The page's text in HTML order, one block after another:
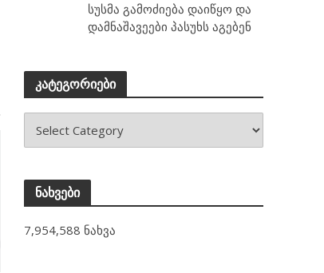
სუსმა გამოძიება დაიწყო და
დამნაშავეები პასუხს აგებენ
კატეგორიები
ნახვები
7,954,588 ნახვა